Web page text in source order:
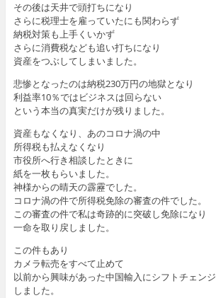
その後は天井で頭打ちになり
さらに税理士を雇っていたにも関わらず
納税対策も上手くいかず
さらに消費税なども追い打ちになり
資産をつぶしてしまいました。
悲惨となったのは納税230万円の地獄となり
利益率10％ではビジネスは回らない
という本当の真実だけが残りました。
資産もなくなり、あのコロナ渦の中
所得税も払えなくなり
市役所へ行き相談したときに
紙を一枚もらいました。
神様からの晴天の霹靂でした。
コロナ渦の件で所得税免除の審査の件でした。
この審査の件で私は奇跡的に突破し免除になり
一命を取り戻しました。
この件もあり
カメラ転売をすべて止めて
以前から興味があった中国輸入にシフトチェンジ
しました。